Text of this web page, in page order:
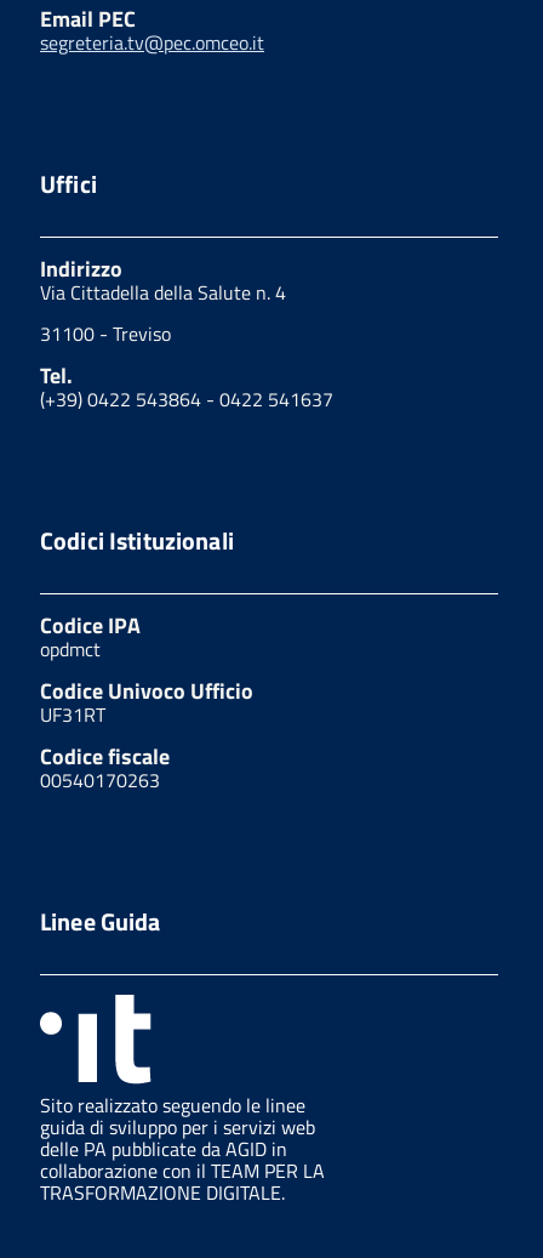
Email PEC
segreteria.tv@pec.omceo.it
Uffici
Indirizzo
Via Cittadella della Salute n. 4
31100 - Treviso
Tel.
(+39) 0422 543864 - 0422 541637
Codici Istituzionali
Codice IPA
opdmct
Codice Univoco Ufficio
UF31RT
Codice fiscale
00540170263
Linee Guida
Sito realizzato seguendo le linee
guida di sviluppo per i servizi web
delle PA pubblicate da AGID in
collaborazione con il TEAM PER LA
TRASFORMAZIONE DIGITALE.